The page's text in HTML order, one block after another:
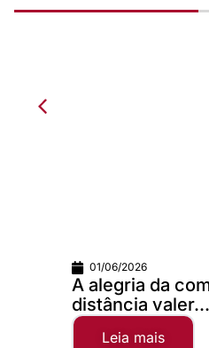
01/06/2026
A alegria da
distância valer...
Leia mais